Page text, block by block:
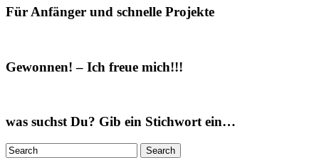
Für Anfänger und schnelle Projekte
Gewonnen! – Ich freue mich!!!
was suchst Du? Gib ein Stichwort ein…